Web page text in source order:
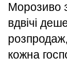
Морозиво
вдвічі
кожна